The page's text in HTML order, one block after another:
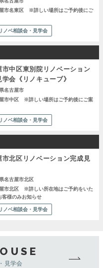
市名東区 ※詳しい場所はご予約後にご
ノベ相談会・見学会
市中区東別院リノベーション
学会《リノキューブ》
名古屋市
市中区 ※詳しい場所はご予約後にご案
ノベ相談会・見学会
市北区リノベーション完成見
名古屋市北区
市北区 ※詳しい所在地はご予約をいた
客様のみお知らせ
ノベ相談会・見学会
見学会